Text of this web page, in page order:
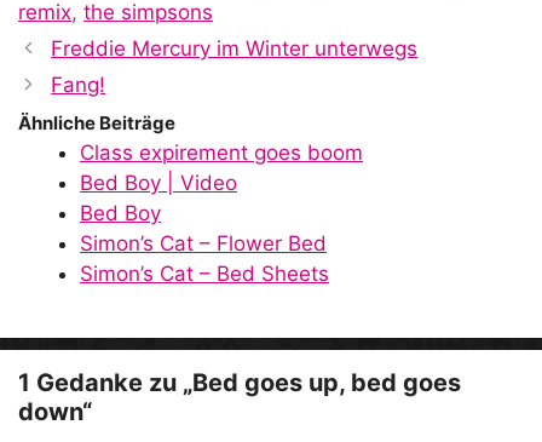
V
i
d
e
o
remix, the simpsons
Freddie Mercury im Winter unterwegs
Fang!
Ähnliche Beiträge
Class expirement goes boom
Bed Boy | Video
Bed Boy
Simon’s Cat – Flower Bed
Simon’s Cat – Bed Sheets
1 Gedanke zu „Bed goes up, bed goes
down“